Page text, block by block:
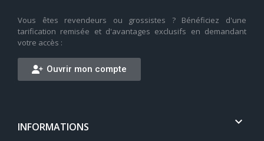
Vous êtes revendeurs ou grossistes ? Bénéficiez d'une
tarification remisée et d'avantages exclusifs en demandant
votre accès :
Ouvrir mon compte
INFORMATIONS 